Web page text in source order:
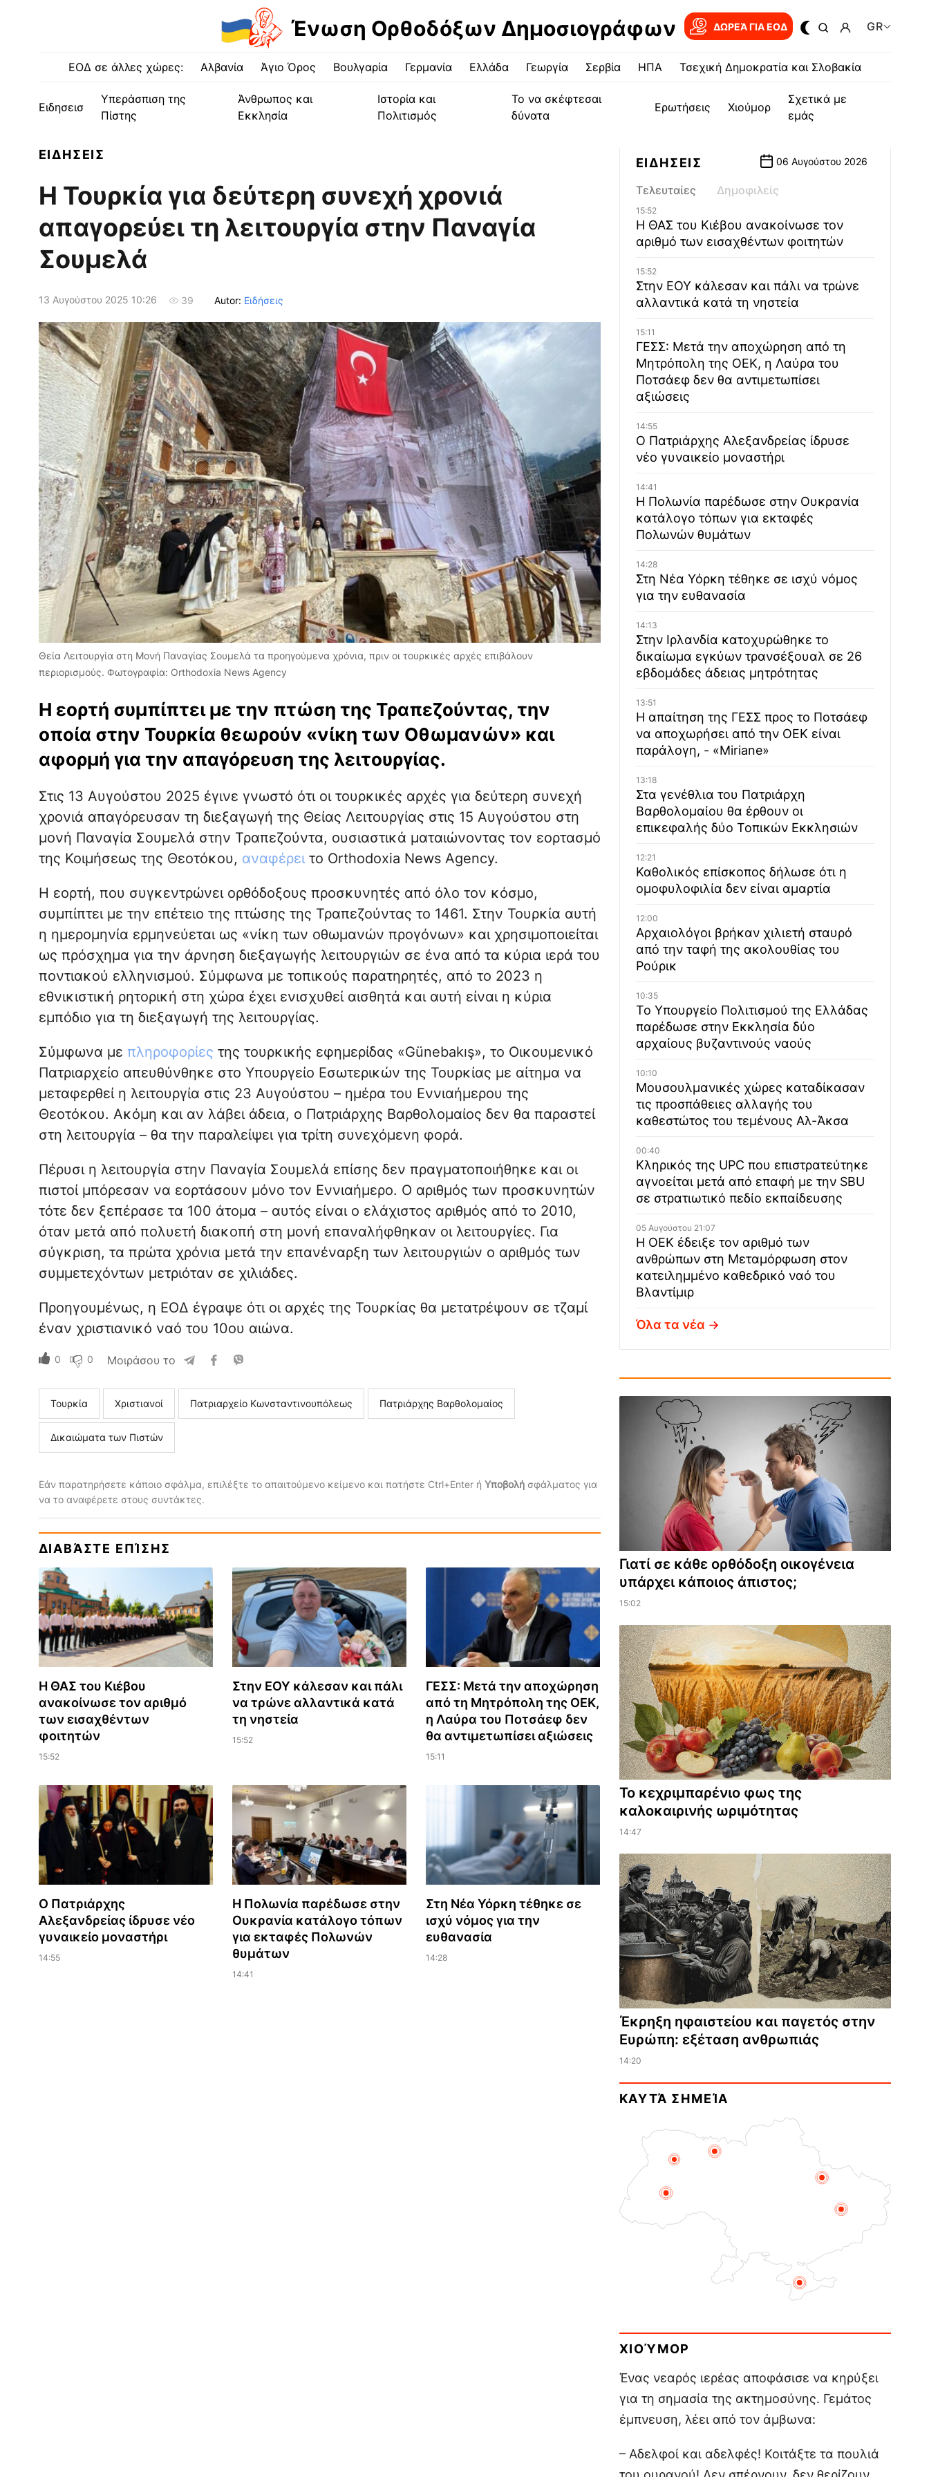
Ένωση Ορθοδόξων Δημοσιογράφων ΔΩΡΕΆ ΓΙΑ EOΔ GR
ΕΟΔ σε άλλες χώρες: Αλβανία Άγιο Όρος Βουλγαρία Γερμανία Ελλάδα Γεωργία Σερβία ΗΠΑ Τσεχική Δημοκρατία και Σλοβακία
Ειδησεισ
Υπεράσπιση της
Πίστης
Άνθρωπος και
Εκκλησία
Ιστορία και
Πολιτισμός
Το να σκέφτεσαι
δύνατα
Ερωτήσεις Χιούμορ
Σχετικά με
εμάς
ΕΙΔΗΣΕΙΣ
Η Τουρκία για δεύτερη συνεχή χρονιά
απαγορεύει τη λειτουργία στην Παναγία
Σουμελά
13 Αυγούστου 2025 10:26 39 Autor: Ειδήσεις
Θεία Λειτουργία στη Μονή Παναγίας Σουμελά τα προηγούμενα χρόνια, πριν οι τουρκικές αρχές επιβάλουν
περιορισμούς. Φωτογραφία: Orthodoxia News Agency
Η εορτή συμπίπτει με την πτώση της Τραπεζούντας, την
οποία στην Τουρκία θεωρούν «νίκη των Οθωμανών» και
αφορμή για την απαγόρευση της λειτουργίας.
Στις 13 Αυγούστου 2025 έγινε γνωστό ότι οι τουρκικές αρχές για δεύτερη συνεχή
χρονιά απαγόρευσαν τη διεξαγωγή της Θείας Λειτουργίας στις 15 Αυγούστου στη
μονή Παναγία Σουμελά στην Τραπεζούντα, ουσιαστικά ματαιώνοντας τον εορτασμό
της Κοιμήσεως της Θεοτόκου, αναφέρειτο Orthodoxia News Agency.
Η εορτή, που συγκεντρώνει ορθόδοξους προσκυνητές από όλο τον κόσμο,
συμπίπτει με την επέτειο της πτώσης της Τραπεζούντας το 1461. Στην Τουρκία αυτή
η ημερομηνία ερμηνεύεται ως «νίκη των οθωμανών προγόνων» και χρησιμοποιείται
ως πρόσχημα για την άρνηση διεξαγωγής λειτουργιών σε ένα από τα κύρια ιερά του
ποντιακού ελληνισμού. Σύμφωνα με τοπικούς παρατηρητές, από το 2023 η
εθνικιστική ρητορική στη χώρα έχει ενισχυθεί αισθητά και αυτή είναι η κύρια
εμπόδιο για τη διεξαγωγή της λειτουργίας.
Σύμφωνα με πληροφορίες της τουρκικής εφημερίδας «Günebakış», το Οικουμενικό
Πατριαρχείο απευθύνθηκε στο Υπουργείο Εσωτερικών της Τουρκίας με αίτημα να
μεταφερθεί η λειτουργία στις 23 Αυγούστου – ημέρα του Εννιαήμερου της
Θεοτόκου. Ακόμη και αν λάβει άδεια, ο Πατριάρχης Βαρθολομαίος δεν θα παραστεί
στη λειτουργία – θα την παραλείψει για τρίτη συνεχόμενη φορά.
Πέρυσι η λειτουργία στην Παναγία Σουμελά επίσης δεν πραγματοποιήθηκε και οι
πιστοί μπόρεσαν να εορτάσουν μόνο τον Εννιαήμερο. Ο αριθμός των προσκυνητών
τότε δεν ξεπέρασε τα 100 άτομα – αυτός είναι ο ελάχιστος αριθμός από το 2010,
όταν μετά από πολυετή διακοπή στη μονή επαναλήφθηκαν οι λειτουργίες. Για
σύγκριση, τα πρώτα χρόνια μετά την επανέναρξη των λειτουργιών ο αριθμός των
συμμετεχόντων μετριόταν σε χιλιάδες.
Προηγουμένως, η ΕΟΔ έγραψε ότι οι αρχές της Τουρκίας θα μετατρέψουν σε τζαμί
έναν χριστιανικό ναό του 10ου αιώνα.
0 0 Μοιράσου το
Τουρκία Χριστιανοί Πατριαρχείο Κωνσταντινουπόλεως Πατριάρχης Βαρθολομαίος
Δικαιώματα των Πιστών
Εάν παρατηρήσετε κάποιο σφάλμα, επιλέξτε το απαιτούμενο κείμενο και πατήστε Ctrl+Enter ή Υποβολήσφάλματος για
να το αναφέρετε στους συντάκτες.
ΔΙΑΒΆΣΤΕ ΕΠΊΣΗΣ
Η ΘΑΣ του Κιέβου
ανακοίνωσε τον αριθμό
των εισαχθέντων
φοιτητών
15:52
Στην ΕΟΥ κάλεσαν και πάλι
να τρώνε αλλαντικά κατά
τη νηστεία
15:52
ΓΕΣΣ: Μετά την αποχώρηση
από τη Μητρόπολη της ΟΕΚ,
η Λαύρα του Ποτσάεφ δεν
θα αντιμετωπίσει αξιώσεις
15:11
Ο Πατριάρχης
Αλεξανδρείας ίδρυσε νέο
γυναικείο μοναστήρι
14:55
Η Πολωνία παρέδωσε στην
Ουκρανία κατάλογο τόπων
για εκταφές Πολωνών
θυμάτων
14:41
Στη Νέα Υόρκη τέθηκε σε
ισχύ νόμος για την
ευθανασία
14:28
ΕΙΔΗΣΕΙΣ 06 Αυγούστου 2026
Τελευταίες Δημοφιλείς
15:52
Η ΘΑΣ του Κιέβου ανακοίνωσε τον
αριθμό των εισαχθέντων φοιτητών
15:52
Στην ΕΟΥ κάλεσαν και πάλι να τρώνε
αλλαντικά κατά τη νηστεία
15:11
ΓΕΣΣ: Μετά την αποχώρηση από τη
Μητρόπολη της ΟΕΚ, η Λαύρα του
Ποτσάεφ δεν θα αντιμετωπίσει
αξιώσεις
14:55
Ο Πατριάρχης Αλεξανδρείας ίδρυσε
νέο γυναικείο μοναστήρι
14:41
Η Πολωνία παρέδωσε στην Ουκρανία
κατάλογο τόπων για εκταφές
Πολωνών θυμάτων
14:28
Στη Νέα Υόρκη τέθηκε σε ισχύ νόμος
για την ευθανασία
14:13
Στην Ιρλανδία κατοχυρώθηκε το
δικαίωμα εγκύων τρανσέξουαλ σε 26
εβδομάδες άδειας μητρότητας
13:51
Η απαίτηση της ΓΕΣΣ προς το Ποτσάεφ
να αποχωρήσει από την ΟΕΚ είναι
παράλογη, - «Miriane»
13:18
Στα γενέθλια του Πατριάρχη
Βαρθολομαίου θα έρθουν οι
επικεφαλής δύο Τοπικών Εκκλησιών
12:21
Καθολικός επίσκοπος δήλωσε ότι η
ομοφυλοφιλία δεν είναι αμαρτία
12:00
Αρχαιολόγοι βρήκαν χιλιετή σταυρό
από την ταφή της ακολουθίας του
Ρούρικ
10:35
Το Υπουργείο Πολιτισμού της Ελλάδας
παρέδωσε στην Εκκλησία δύο
αρχαίους βυζαντινούς ναούς
10:10
Μουσουλμανικές χώρες καταδίκασαν
τις προσπάθειες αλλαγής του
καθεστώτος του τεμένους Αλ-Άκσα
00:40
Κληρικός της UPC που επιστρατεύτηκε
αγνοείται μετά από επαφή με την SBU
σε στρατιωτικό πεδίο εκπαίδευσης
05 Αυγούστου 21:07
Η ΟΕΚ έδειξε τον αριθμό των
ανθρώπων στη Μεταμόρφωση στον
κατειλημμένο καθεδρικό ναό του
Βλαντίμιρ
Όλα τα νέα
Γιατί σε κάθε ορθόδοξη οικογένεια
υπάρχει κάποιος άπιστος;
15:02
Το κεχριμπαρένιο φως της
καλοκαιρινής ωριμότητας
14:47
Έκρηξη ηφαιστείου και παγετός στην
Ευρώπη: εξέταση ανθρωπιάς
14:20
ΚΑΥΤΆ ΣΗΜΕΊΑ
ΧΙΟΎΜΟΡ
Ένας νεαρός ιερέας αποφάσισε να κηρύξει
για τη σημασία της ακτημοσύνης. Γεμάτος
έμπνευση, λέει από τον άμβωνα:
– Αδελφοί και αδελφές! Κοιτάξτε τα πουλιά